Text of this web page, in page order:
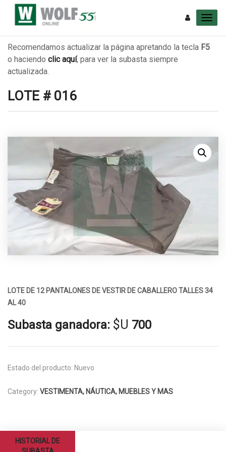
Recomendamos actualizar la página apretando la tecla F5
o haciendo clic aquí, para ver la subasta siempre
actualizada.
LOTE # 016
LOTE DE 12 PANTALONES DE VESTIR DE CABALLERO TALLES 34
AL 40
Subasta ganadora: $U 700
Estado del producto: Nuevo
Category: VESTIMENTA, NÁUTICA, MUEBLES Y MAS
HISTORIAL DE